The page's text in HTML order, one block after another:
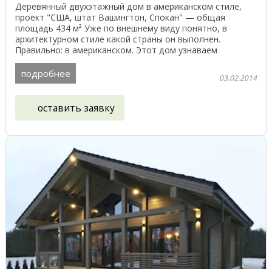
Деревянный двухэтажный дом в американском стиле,
проект "США, штат Вашингтон, Спокан" — общая
площадь 434 м² Уже по внешнему виду понятно, в
архитектурном стиле какой страны он выполнен.
Правильно: в американском. Этот дом узнаваем
благодаря ...
подробнее 03.02.2014
оставить заявку